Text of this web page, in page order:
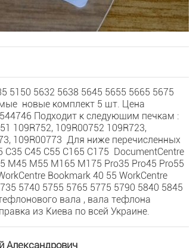
5150 5632 5638 5645 5655 5665 5675
новые комплект 5 шт. Цена
Подходит к следующим печкам :
109R752, 109R00752 109R723,
109R00773 Для ниже перечисленных
C45 C55 C165 C175 DocumentCentre
M45 M55 M165 M175 Pro35 Pro45 Pro55
Bookmark 40 55 WorkCentre
5740 5755 5765 5775 5790 5840 5845
вала , вала тефлона
из Киева по всей Украине.
Александрович